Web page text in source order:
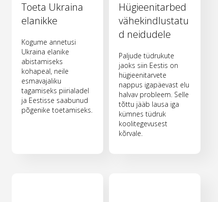
Toeta Ukraina
elanikke
Kogume annetusi
Ukraina elanike
abistamiseks
kohapeal, neile
esmavajaliku
tagamiseks piirialadel
ja Eestisse saabunud
põgenike toetamiseks.
Hügieenitarbed
vähekindlustatu
d neidudele
Paljude tüdrukute
jaoks siin Eestis on
hügieenitarvete
nappus igapäevast elu
halvav probleem. Selle
tõttu jääb lausa iga
kümnes tüdruk
koolitegevusest
kõrvale.